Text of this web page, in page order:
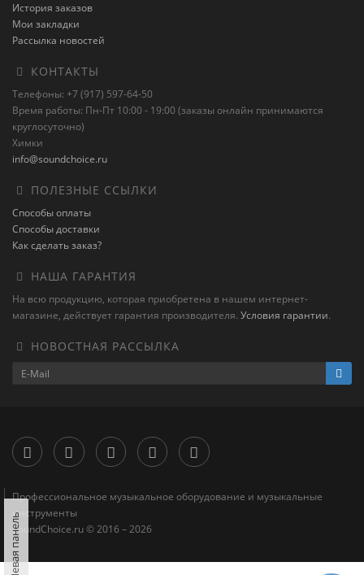
История заказов
Мои закладки
Рассылка новостей
КОНТАКТЫ
Телефоны: +7 (917) 597-64-50
Время работы: Пн-Пт 10:00 - 19:00 (заказы онлайн принимаются
круглосуточно)
Химки
info@soundchoice.ru
ПОЛЕЗНЫЕ ССЫЛКИ
Способы оплаты
Способы доставки
Как сделать заказ?
НАША ГАРАНТИЯ
На всю продукцию, которая приобретена в нашем интернет-
магазине, действует гарантия производителя. Условия гарантии.
НОВОСТНАЯ РАССЫЛКА
Профессиональное музыкальное оборудование и музыкальные
инструменты
SoundChoice.ru © 2016 – 2026
Левая панель